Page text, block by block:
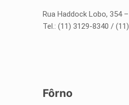
Rua Haddock Lobo, 354
Tel.: (11) 3129-8340 /
Fôrno